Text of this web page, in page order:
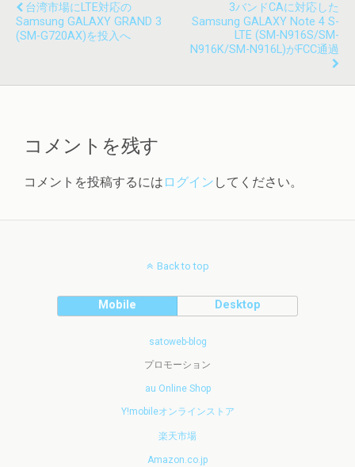
台湾市場にLTE対応の
Samsung GALAXY GRAND 3
(SM-G720AX)を投入へ
3バンドCAに対応した
Samsung GALAXY Note 4 S-
LTE (SM-N916S/SM-
N916K/SM-N916L)がFCC通過
コメントを残す
コメントを投稿するには ログイン してください。
Back to top
Mobile Desktop
satoweb-blog
プロモーション
au Online Shop
Y!mobileオンラインストア
楽天市場
Amazon.co.jp